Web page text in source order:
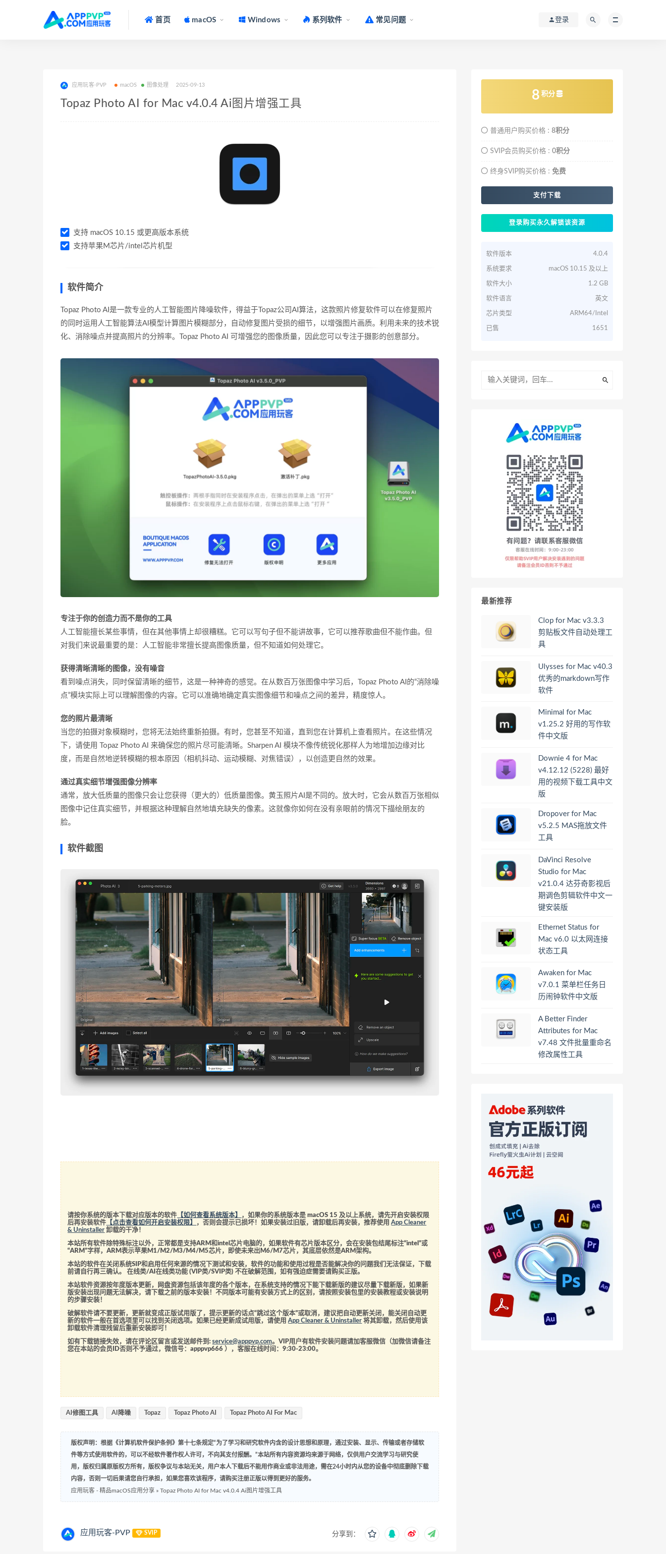
首页 macOS Windows 系列软件 常见问题 登录
应用玩客-PVP macOS 图像处理 2025-09-13
Topaz Photo AI for Mac v4.0.4 Ai图片增强工具
支持 macOS 10.15 或更高版本系统
支持苹果M芯片/intel芯片机型
软件简介
Topaz Photo AI是一款专业的人工智能图片降噪软件，得益于Topaz公司AI算法，这款照片修复软件可以在修复照片
的同时运用人工智能算法AI模型计算图片模糊部分，自动修复图片受损的细节，以增强图片画质。利用未来的技术锐
化、消除噪点并提高照片的分辨率。Topaz Photo AI 可增强您的图像质量，因此您可以专注于摄影的创意部分。
专注于你的创造力而不是你的工具
人工智能擅长某些事情，但在其他事情上却很糟糕。它可以写句子但不能讲故事，它可以推荐歌曲但不能作曲。但
对我们来说最重要的是：人工智能非常擅长提高图像质量，但不知道如何处理它。
获得清晰清晰的图像，没有噪音
看到噪点消失，同时保留清晰的细节，这是一种神奇的感觉。在从数百万张图像中学习后，Topaz Photo AI的“消除噪
点”模块实际上可以理解图像的内容。它可以准确地确定真实图像细节和噪点之间的差异，精度惊人。
您的照片最清晰
当您的拍摄对象模糊时，您将无法始终重新拍摄。有时，您甚至不知道，直到您在计算机上查看照片。在这些情况
下，请使用 Topaz Photo AI 来确保您的照片尽可能清晰。Sharpen AI 模块不像传统锐化那样人为地增加边缘对比
度，而是自然地逆转模糊的根本原因（相机抖动、运动模糊、对焦错误），以创造更自然的效果。
通过真实细节增强图像分辨率
通常，放大低质量的图像只会让您获得（更大的）低质量图像。黄玉照片AI是不同的。放大时，它会从数百万张相似
图像中记住真实细节，并根据这种理解自然地填充缺失的像素。这就像你如何在没有亲眼前的情况下描绘朋友的
脸。
软件截图
请按你系统的版本下载对应版本的软件 【如何查看系统版本】
，如果你的系统版本是 macOS 15 及以上系统，请先开启安装权限
后再安装软件 【点击查看如何开启安装权限】 ，否则会提示已损坏！如果安装过旧版，请卸载后再安装，推荐使用App Cleaner
& Uninstaller 卸载的干净！
本站所有软件除特殊标注以外，正常都是支持ARM和intel芯片电脑的，如果软件有芯片版本区分，会在安装包结尾标注“intel”或
“ARM”字样，ARM表示苹果M1/M2/M3/M4/M5芯片，即使未来出M6/M7芯片，其底层依然是ARM架构。
本站的软件在关闭系统SIP和启用任何来源的情况下测试和安装，软件的功能和使用过程是否能解决你的问题我们无法保证，下载
前请自行再三确认。 在线类/AI在线类功能 (VIP类/SVIP类) 不在破解范围，如有强迫症需要请购买正版。
本站软件资源按年度版本更新，网盘资源包括该年度的各个版本，在系统支持的情况下能下载新版的建议尽量下载新版，如果新
版安装出现问题无法解决，请下载之前的版本安装！不同版本可能有安装方式上的区别，请按照安装包里的安装教程或安装说明
的步骤安装！
破解软件请不要更新，更新就变成正版试用版了，提示更新的话点“跳过这个版本”或取消，建议把自动更新关闭，能关闭自动更
新的软件一般在首选项里可以找到关闭选项。如果已经更新成试用版，请使用App Cleaner & Uninstaller 将其卸载，然后使用该
卸载软件清理残留后重新安装即可！
如有下载链接失效，请在评论区留言或发送邮件到:service@apppvp.com。VIP用户有软件安装问题请加客服微信（加微信请备注
您在本站的会员ID否则不予通过，微信号：apppvp666 ），客服在线时间：9:30-23:00。
AI修图工具 AI降噪 Topaz Topaz Photo AI Topaz Photo AI For Mac
版权声明：根据《计算机软件保护条例》第十七条规定“为了学习和研究软件内含的设计思想和原理，通过安装、显示、传输或者存储软
件等方式使用软件的，可以不经软件著作权人许可，不向其支付报酬。”本站所有内容资源均来源于网络，仅供用户交流学习与研究使
用，版权归属原版权方所有，版权争议与本站无关，用户本人下载后不能用作商业或非法用途，需在24小时内从您的设备中彻底删除下载
内容，否则一切后果请您自行承担，如果您喜欢该程序，请购买注册正版以得到更好的服务。
应用玩客 - 精品macOS应用分享 » Topaz Photo AI for Mac v4.0.4 Ai图片增强工具
应用玩客-PVP SVIP 分享到：
8 积分
普通用户购买价格 : 8积分
SVIP会员购买价格 : 0积分
终身SVIP购买价格 : 免费
支付下载
登录购买永久解锁该资源
软件版本 4.0.4
系统要求 macOS 10.15 及以上
软件大小 1.2 GB
软件语言 英文
芯片类型 ARM64/Intel
已售 1651
最新推荐
Clop for Mac v3.3.3
剪贴板文件自动处理工
具
Ulysses for Mac v40.3
优秀的markdown写作
软件
Minimal for Mac
v1.25.2 好用的写作软
件中文版
Downie 4 for Mac
v4.12.12 (5228) 最好
用的视频下载工具中文
版
Dropover for Mac
v5.2.5 MAS拖放文件
工具
DaVinci Resolve
Studio for Mac
v21.0.4 达芬奇影视后
期调色剪辑软件中文一
键安装版
Ethernet Status for
Mac v6.0 以太网连接
状态工具
Awaken for Mac
v7.0.1 菜单栏任务日
历闹钟软件中文版
A Better Finder
Attributes for Mac
v7.48 文件批量重命名
修改属性工具